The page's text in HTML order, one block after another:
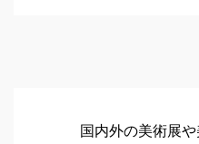
国内外の美術展